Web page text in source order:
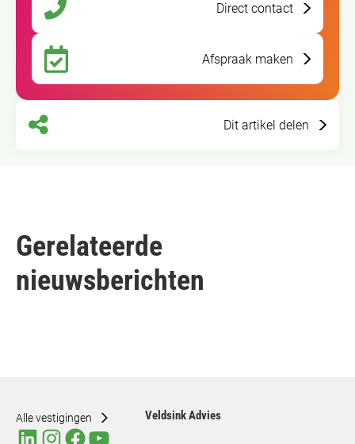
Direct contact
Afspraak maken
Dit artikel delen
Gerelateerde
nieuwsberichten
Alle vestigingen Veldsink Advies